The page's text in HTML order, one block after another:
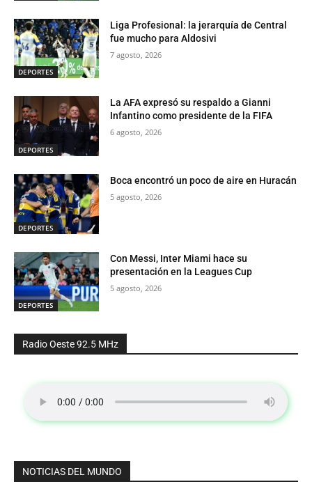
DEPORTES
Liga Profesional: la jerarquía de Central
fue mucho para Aldosivi
7 agosto, 2026
DEPORTES
La AFA expresó su respaldo a Gianni
Infantino como presidente de la FIFA
6 agosto, 2026
DEPORTES
Boca encontró un poco de aire en Huracán
5 agosto, 2026
DEPORTES
Con Messi, Inter Miami hace su
presentación en la Leagues Cup
5 agosto, 2026
Radio Oeste 92.5 MHz
NOTICIAS DEL MUNDO